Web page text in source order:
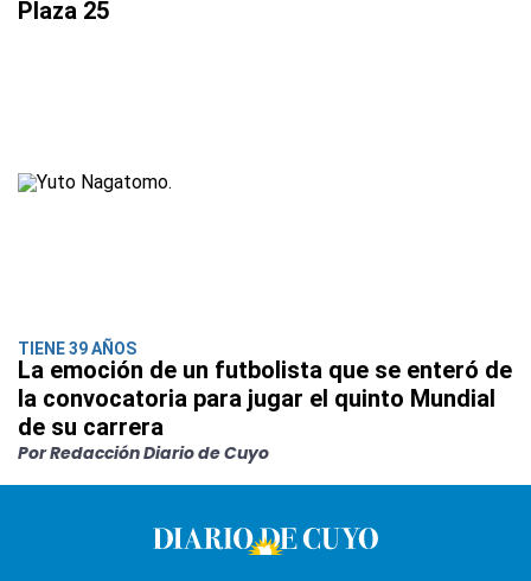
Plaza 25
TIENE 39 AÑOS
La emoción de un futbolista que se enteró de
la convocatoria para jugar el quinto Mundial
de su carrera
Por Redacción Diario de Cuyo